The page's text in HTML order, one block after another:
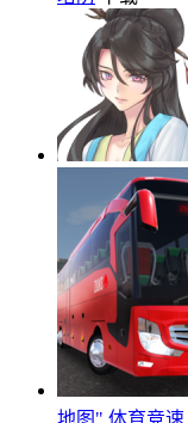
地图" 体育竞速